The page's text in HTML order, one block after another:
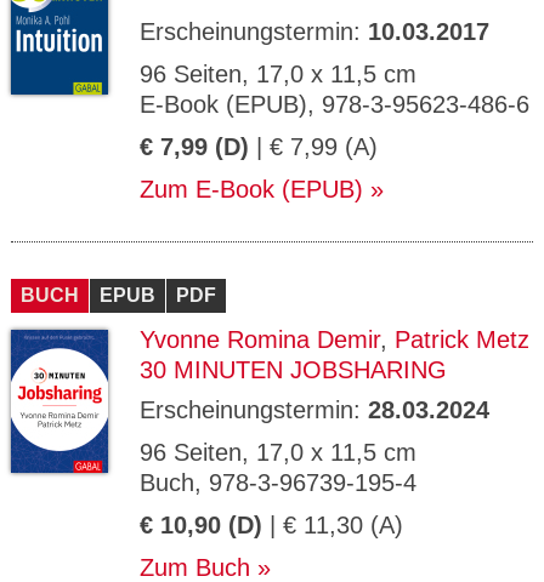
Erscheinungstermin: 10.03.2017
96 Seiten, 17,0 x 11,5 cm
E-Book (EPUB), 978-3-95623-486-6
€ 7,99 (D) | € 7,99 (A)
Zum E-Book (EPUB)
BUCH EPUB PDF
Yvonne Romina Demir, Patrick Metz
30 MINUTEN JOBSHARING
Erscheinungstermin: 28.03.2024
96 Seiten, 17,0 x 11,5 cm
Buch, 978-3-96739-195-4
€ 10,90 (D) | € 11,30 (A)
Zum Buch